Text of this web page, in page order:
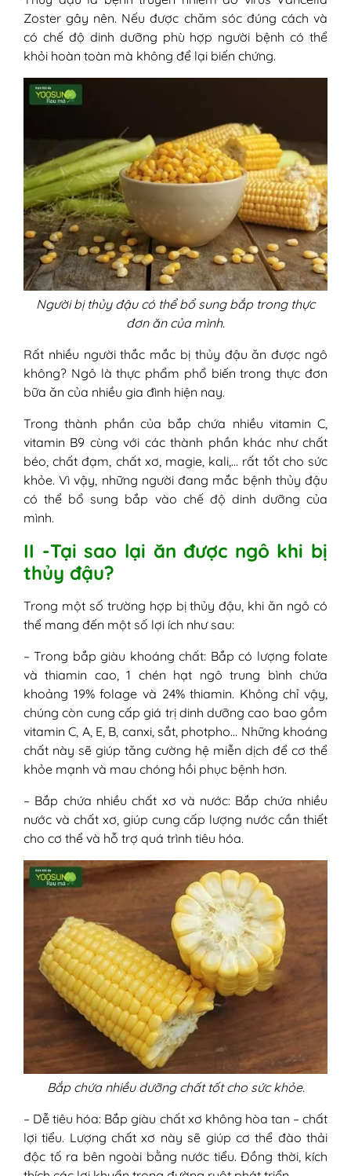
Zoster gây nên. Nếu được chăm sóc đúng cách và
có chế độ dinh dưỡng phù hợp người bệnh có thể
khỏi hoàn toàn mà không để lại biến chứng.
Người bị thủy đậu có thể bổ sung bắp trong thực
đơn ăn của mình.
Rất nhiều người thắc mắc bị thủy đậu ăn được ngô
không? Ngô là thực phẩm phổ biến trong thực đơn
bữa ăn của nhiều gia đình hiện nay.
Trong thành phần của bắp chứa nhiều vitamin C,
vitamin B9 cùng với các thành phần khác như chất
béo, chất đạm, chất xơ, magie, kali,… rất tốt cho sức
khỏe. Vì vậy, những người đang mắc bệnh thủy đậu
có thể bổ sung bắp vào chế độ dinh dưỡng của
mình.
II -Tại sao lại ăn được ngô khi bị
thủy đậu?
Trong một số trường hợp bị thủy đậu, khi ăn ngô có
thể mang đến một số lợi ích như sau:
– Trong bắp giàu khoáng chất: Bắp có lượng folate
và thiamin cao, 1 chén hạt ngô trung bình chứa
khoảng 19% folage và 24% thiamin. Không chỉ vậy,
chúng còn cung cấp giá trị dinh dưỡng cao bao gồm
vitamin C, A, E, B, canxi, sắt, photpho… Những khoáng
chất này sẽ giúp tăng cường hệ miễn dịch để cơ thể
khỏe mạnh và mau chóng hồi phục bệnh hơn.
– Bắp chứa nhiều chất xơ và nước: Bắp chứa nhiều
nước và chất xơ, giúp cung cấp lượng nước cần thiết
cho cơ thể và hỗ trợ quá trình tiêu hóa.
Bắp chứa nhiều dưỡng chất tốt cho sức khỏe.
– Dễ tiêu hóa: Bắp giàu chất xơ không hòa tan – chất
lợi tiểu. Lượng chất xơ này sẽ giúp cơ thể đào thải
độc tố ra bên ngoài bằng nước tiểu. Đồng thời, kích